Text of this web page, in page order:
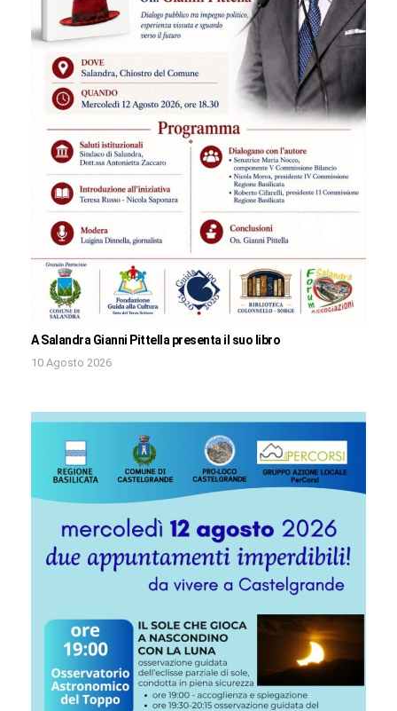
A Salandra Gianni Pittella presenta il suo libro
10 Agosto 2026